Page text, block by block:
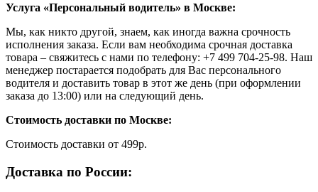
Услуга «Персональный водитель» в Москве:
Мы, как никто другой, знаем, как иногда важна срочность
исполнения заказа. Если вам необходима срочная доставка
товара – свяжитесь с нами по телефону: +7 499 704-25-98. Наш
менеджер постарается подобрать для Вас персонального
водителя и доставить товар в этот же день (при оформлении
заказа до 13:00) или на следующий день.
Стоимость доставки по Москве:
Cтоимость доставки от 499р.
Доставка по России: